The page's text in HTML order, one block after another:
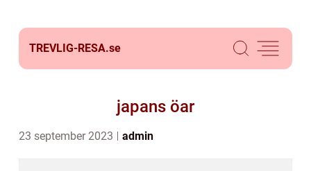
TREVLIG-RESA.se
japans öar
23 september 2023 admin